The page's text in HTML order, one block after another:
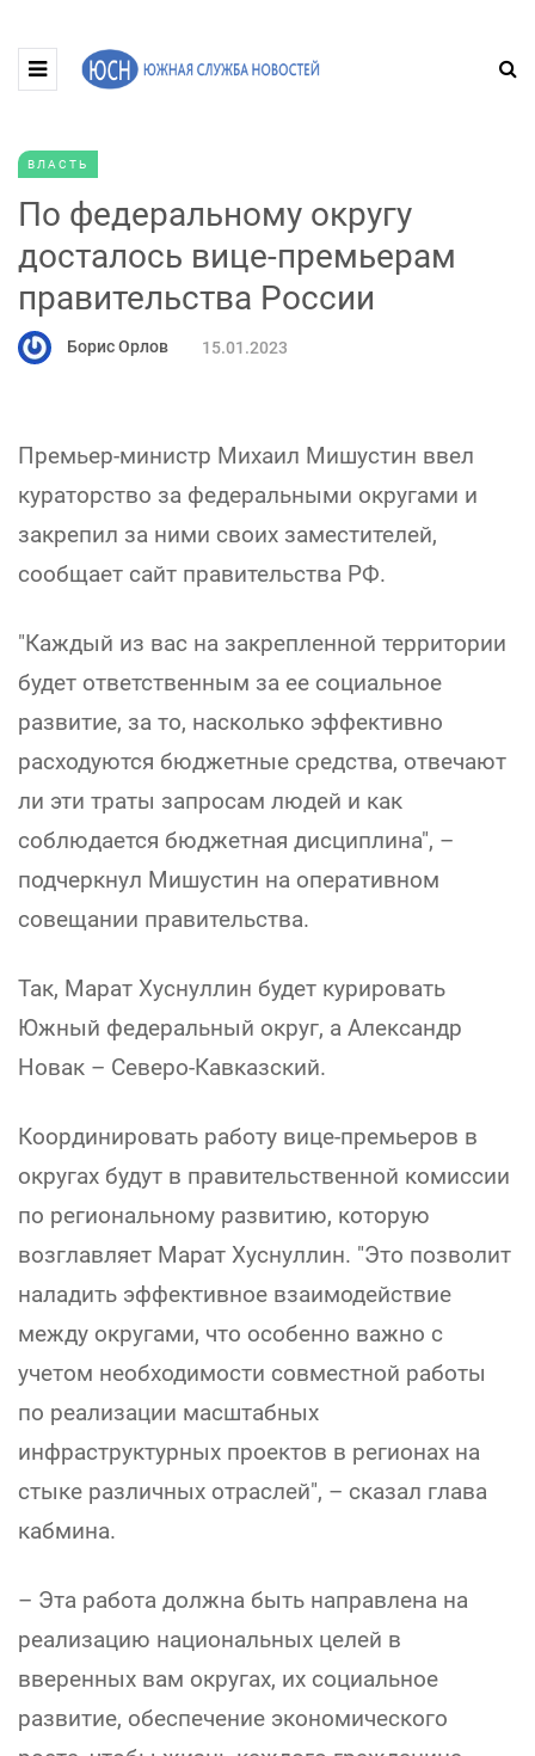
ВЛАСТЬ
По федеральному округу
досталось вице-премьерам
правительства России
Борис Орлов 15.01.2023
Премьер-министр Михаил Мишустин ввел
кураторство за федеральными округами и
закрепил за ними своих заместителей,
сообщает сайт правительства РФ.
"Каждый из вас на закрепленной территории
будет ответственным за ее социальное
развитие, за то, насколько эффективно
расходуются бюджетные средства, отвечают
ли эти траты запросам людей и как
соблюдается бюджетная дисциплина", –
подчеркнул Мишустин на оперативном
совещании правительства.
Так, Марат Хуснуллин будет курировать
Южный федеральный округ, а Александр
Новак – Северо-Кавказский.
Координировать работу вице-премьеров в
округах будут в правительственной комиссии
по региональному развитию, которую
возглавляет Марат Хуснуллин. "Это позволит
наладить эффективное взаимодействие
между округами, что особенно важно с
учетом необходимости совместной работы
по реализации масштабных
инфраструктурных проектов в регионах на
стыке различных отраслей", – сказал глава
кабмина.
– Эта работа должна быть направлена на
реализацию национальных целей в
вверенных вам округах, их социальное
развитие, обеспечение экономического